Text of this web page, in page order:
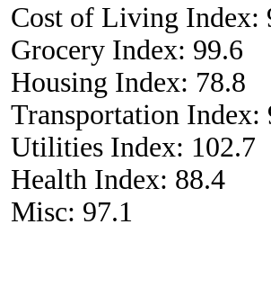
Cost of Living Index:
Grocery Index: 99.6
Housing Index: 78.8
Transportation Index:
Utilities Index: 102.7
Health Index: 88.4
Misc: 97.1